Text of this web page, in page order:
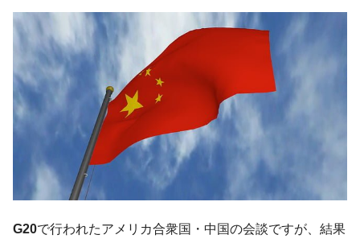
される可能性もあるのでは」とほのめかす。
『Money1』
韓国07月･物価指数「2.8％」に低下 ⇒ 実は
コアコアは上がった。
『Money1』
韓国･猛暑でソウル市全域「猛暑重大警報」
発令。李在明「猛暑・干ばつ対処状況点検会議」
『Money1』
【日本市場再挑戦中】韓国『現代自動車』
07月販売台数は去年のほぼ半分「71台」しか売れなかっ
た。『起亜』は9台だけ
『Money1』
韓国「信用赦免を何回やっても、何回やっ
落！
G20で行われたアメリカ合衆国・中国の会談ですが、結果